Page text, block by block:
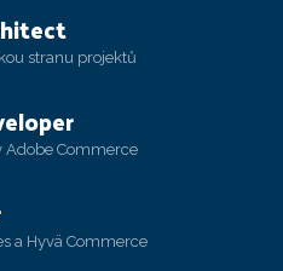
stranu projektů
Adobe Commerce
a Hyvä Commerce